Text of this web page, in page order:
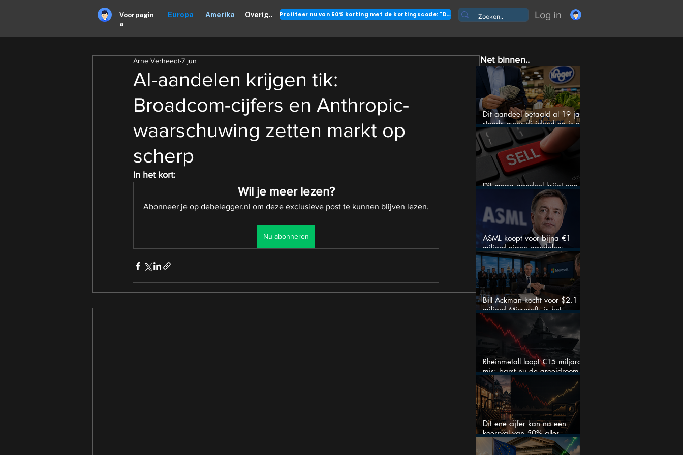
Voorpagin
a
Europa Amerika Overig.. Profiteer nu van 50% korting met de kortingscode: "DANK" Log in
AI-aandelen krijgen tik:
Broadcom-cijfers en Anthropic-
waarschuwing zetten markt op
scherp
Arne Verheedt7 jun
In het kort:
Wil je meer lezen?
Abonneer je op debelegger.nl om deze exclusieve post te kunnen blijven lezen.
Nu abonneren
Net binnen..
Dit aandeel betaald al 19 jaar
steeds meer dividend en is nu
goedkoop
Dit mega aandeel krijgt een
zeldzaam verkoopadvies
ASML koopt voor bijna €1
miljard eigen aandelen:
slimme zet of dure timing?
Bill Ackman kocht voor $2,1
miljard Microsoft: is het
aandeel na de koerssprong
nog aantrekkelijk?
Rheinmetall loopt €15 miljard
mis: barst nu de groeidroom
van het defensiebedrijf?
Dit ene cijfer kan na een
koersval van 50% alles
veranderen